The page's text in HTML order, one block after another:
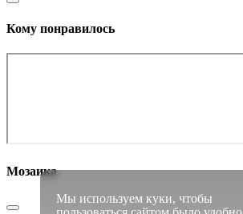
Кому понравилось
Мозаика
Мы используем куки, чтобы